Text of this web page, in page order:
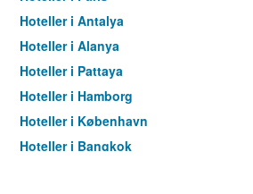
Hoteller i Antalya
Hoteller i Alanya
Hoteller i Pattaya
Hoteller i Hamborg
Hoteller i København
Hoteller i Bangkok